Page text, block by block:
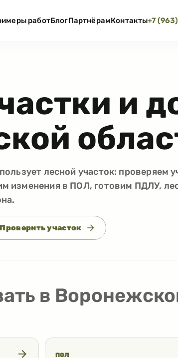
работБлогПартнёрамКонтакты+7
и
лесной участок: проверяем
изменения в ПОЛ, готовим ПДЛУ,
Проверить участок
в
ПОЛ